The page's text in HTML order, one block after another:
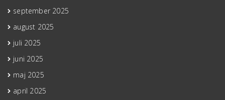
september 2025
august 2025
juli 2025
juni 2025
maj 2025
april 2025